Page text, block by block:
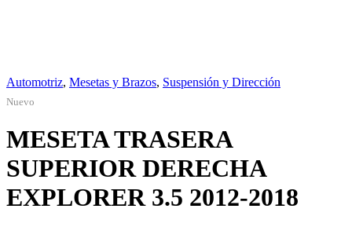
Automotriz, Mesetas y Brazos, Suspensión y Dirección
Nuevo
MESETA TRASERA
SUPERIOR DERECHA
EXPLORER 3.5 2012-2018